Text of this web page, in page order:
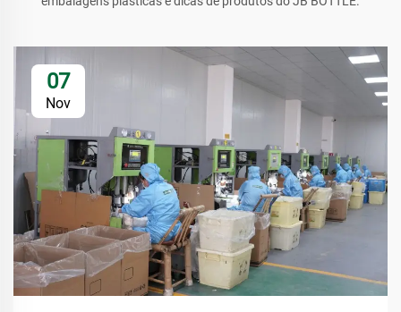
07
Nov